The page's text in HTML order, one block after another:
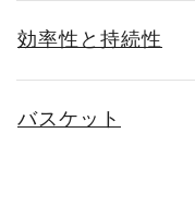
効率性と持続性
バスケット